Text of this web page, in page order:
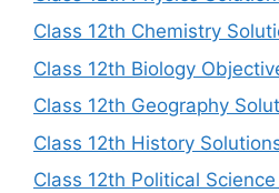
Class 12th Chemistry
Class 12th Biology
Class 12th Geography
Class 12th History
Class 12th Political